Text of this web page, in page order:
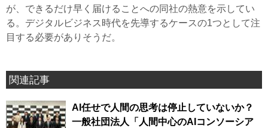
が、できるだけ早く届けることへの同社の熱意を示してい
る。デジタルビジネス時代を先導するケースの1つとして注
目する必要がありそうだ。
関連記事
AI任せで人間の思考は停止していないか？
一般社団法人「人間中心のAIコンソーシア